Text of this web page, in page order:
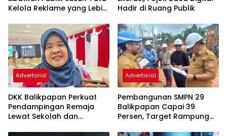
Kelola Reklame yang Lebih
Hadir di Ruang Publik
Advertorial
DKK Balikpapan Perkuat
Pendampingan Remaja
Lewat Sekolah dan
Advertorial
Pembangunan SMPN 29
Balikpapan Capai 39
Persen, Target Rampung